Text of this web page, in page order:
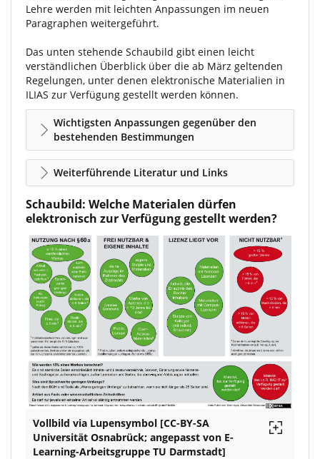
Lehre werden mit leichten Anpassungen im neuen
Paragraphen weitergeführt.
Das unten stehende Schaubild gibt einen leicht
verständlichen Überblick über die ab März geltenden
Regelungen, unter denen elektronische Materialien in
ILIAS zur Verfügung gestellt werden können.
Wichtigsten Anpassungen gegenüber den
bestehenden Bestimmungen
Weiterführende Literatur und Links
Schaubild: Welche Materialen dürfen
elektronisch zur Verfügung gestellt werden?
Vollbild via Lupensymbol [CC-BY-SA
Universität Osnabrück; angepasst von E-
Learning-Arbeitsgruppe TU Darmstadt]